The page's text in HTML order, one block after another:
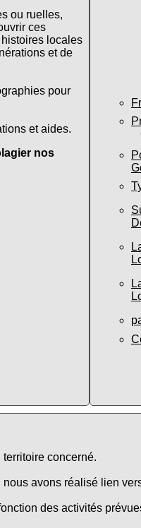
ou ruelles,
ces
locales
et de
pour
et aides.
nos
concerné.
avons réalisé lien
des activités